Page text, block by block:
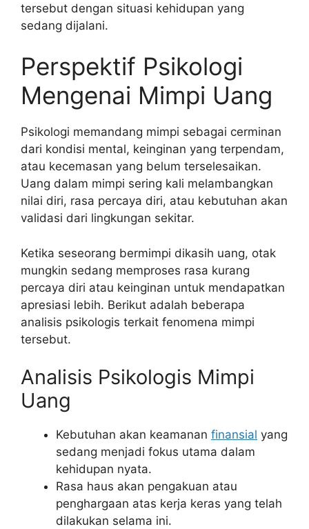
tersebut dengan situasi kehidupan yang
sedang dijalani.
Perspektif Psikologi
Mengenai Mimpi Uang
Psikologi memandang mimpi sebagai cerminan
dari kondisi mental, keinginan yang terpendam,
atau kecemasan yang belum terselesaikan.
Uang dalam mimpi sering kali melambangkan
nilai diri, rasa percaya diri, atau kebutuhan akan
validasi dari lingkungan sekitar.
Ketika seseorang bermimpi dikasih uang, otak
mungkin sedang memproses rasa kurang
percaya diri atau keinginan untuk mendapatkan
apresiasi lebih. Berikut adalah beberapa
analisis psikologis terkait fenomena mimpi
tersebut.
Analisis Psikologis Mimpi
Uang
Kebutuhan akan keamanan finansial yang
sedang menjadi fokus utama dalam
kehidupan nyata.
Rasa haus akan pengakuan atau
penghargaan atas kerja keras yang telah
dilakukan selama ini.